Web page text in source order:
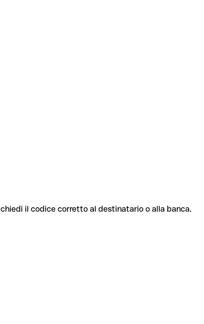
il codice corretto al destinatario o alla banca.